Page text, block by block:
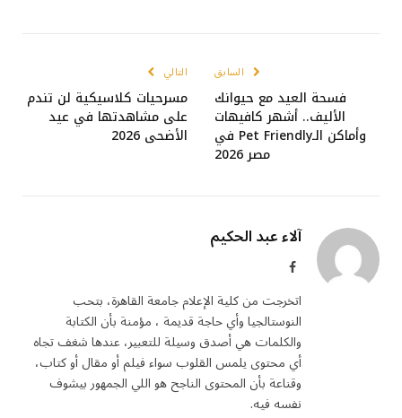
السابق
فسحة العيد مع حيوانك
الأليف.. أشهر كافيهات
وأماكن الـPet Friendly في
مصر 2026
التالي
مسرحيات كلاسيكية لن تندم
على مشاهدتها في عيد
الأضحى 2026
آلاء عبد الحكيم
فيسبوك
اتخرجت من كلية الإعلام جامعة القاهرة، بتحب
النوستالجيا وأي حاجة قديمة ، مؤمنة بأن الكتابة
والكلمات هي أصدق وسيلة للتعبير، عندها شغف تجاه
أي محتوى يلمس القلوب سواء فيلم أو مقال أو كتاب،
وقناعة بأن المحتوى الناجح هو اللي الجمهور بيشوف
نفسه فيه.